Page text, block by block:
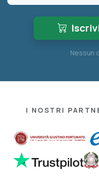
Nessun
I NOSTRI